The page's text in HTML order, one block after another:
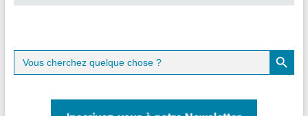
Search
for:
Search Button